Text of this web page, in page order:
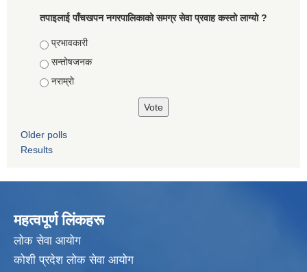
तपाइलाई पाँचखपन नगरपालिकाको समग्र सेवा प्रवाह कस्तो लाग्यो ?
Choices
प्रभावकारी
सन्तोषजनक
नराम्राे
Older polls
Results
महत्वपूर्ण लिंकहरू
लाेक सेवा आयाेग
कोशी प्रदेश लोक सेवा आयोग